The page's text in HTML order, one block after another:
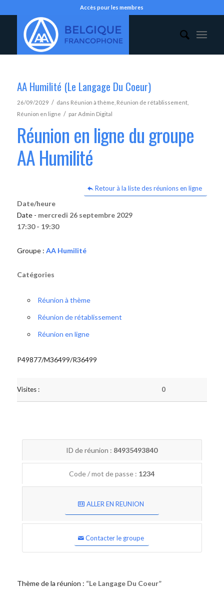
Accès pour les membres
AA Humilité (Le Langage Du Coeur)
26/09/2029 / dans Réunion à thème Réunion de rétablissement,
Réunion en ligne / parAdmin Digital
Réunion en ligne du groupe
AA Humilité
Retour à la liste des réunions en ligne
Date/heure
Date - mercredi 26 septembre 2029
17:30 - 19:30
Groupe : AA Humilité
Catégories
Réunion à thème
Réunion de rétablissement
Réunion en ligne
P49877/M36499/R36499
Visites : 0
ID de réunion : 84935493840
Code / mot de passe : 1234
ALLER EN REUNION
Contacter le groupe
Thème de la réunion : “Le Langage Du Coeur”